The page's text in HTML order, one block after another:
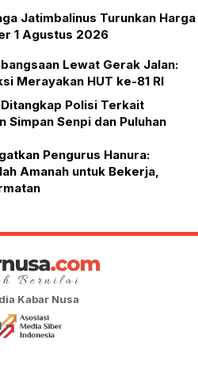
Jatimbalinus Turunkan Harga
1 Agustus 2026
Lewat Gerak Jalan:
Merayakan HUT ke-81 RI
Polisi Terkait
Simpan Senpi dan Puluhan
Pengurus Hanura:
Amanah untuk Bekerja,
Kabar Nusa